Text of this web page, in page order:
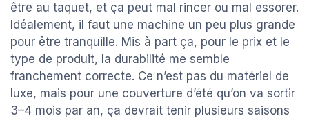
être au taquet, et ça peut mal rincer ou mal essorer.
Idéalement, il faut une machine un peu plus grande
pour être tranquille. Mis à part ça, pour le prix et le
type de produit, la durabilité me semble
franchement correcte. Ce n’est pas du matériel de
luxe, mais pour une couverture d’été qu’on va sortir
3–4 mois par an, ça devrait tenir plusieurs saisons